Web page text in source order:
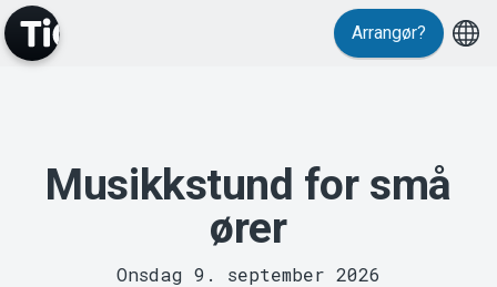
MyTickster
Arrangør?
Musikkstund for små
ører
Onsdag 9. september 2026